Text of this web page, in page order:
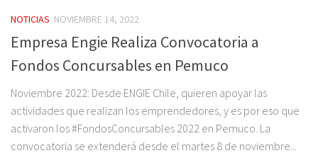
NOTICIAS NOVIEMBRE 14, 2022
Empresa Engie Realiza Convocatoria a
Fondos Concursables en Pemuco
Noviembre 2022: Desde ENGIE Chile, quieren apoyar las
actividades que realizan los emprendedores, y es por eso que
activaron los #FondosConcursables 2022 en Pemuco. La
convocatoria se extenderá desde el martes 8 de noviembre...